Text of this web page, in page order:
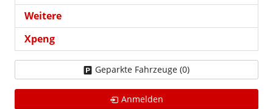
Weitere
Xpeng
Geparkte Fahrzeuge (0)
Anmelden